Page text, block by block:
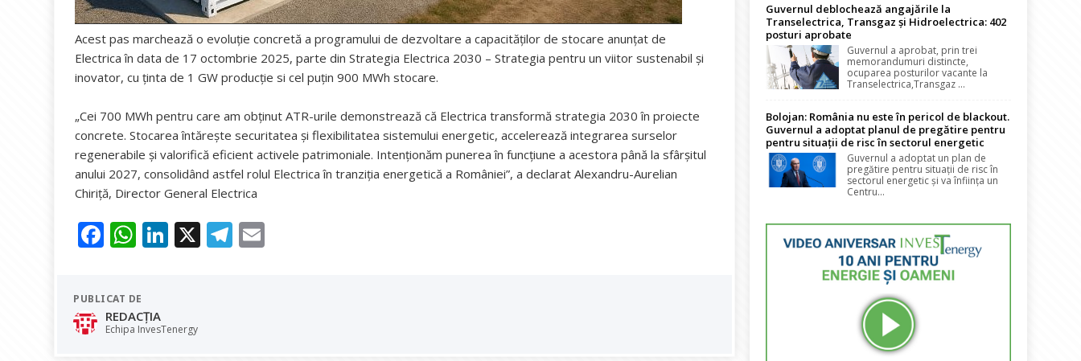
Acest pas marchează o evoluție concretă a programului de dezvoltare a capacităților de stocare anunțat de
Electrica în data de 17 octombrie 2025, parte din Strategia Electrica 2030 – Strategia pentru un viitor sustenabil și
inovator, cu ținta de 1 GW producție si cel puțin 900 MWh stocare.
„Cei 700 MWh pentru care am obținut ATR-urile demonstrează că Electrica transformă strategia 2030 în proiecte
concrete. Stocarea întărește securitatea și flexibilitatea sistemului energetic, accelerează integrarea surselor
regenerabile și valorifică eficient activele patrimoniale. Intenționăm punerea în funcțiune a acestora până la sfârșitul
anului 2027, consolidând astfel rolul Electrica în tranziția energetică a României”, a declarat Alexandru-Aurelian
Chiriță, Director General Electrica
F
e
b
o
W
at
s
A
Li
dI
X T
PUBLICAT DE
REDACȚIA
Echipa InvesTenergy
Guvernul deblochează angajările la
Transelectrica, Transgaz și Hidroelectrica: 402
posturi aprobate
Guvernul a aprobat, prin trei
memorandumuri distincte,
ocuparea posturilor vacante la
Transelectrica,Transgaz ...
Bolojan: România nu este în pericol de blackout.
Guvernul a adoptat planul de pregătire pentru
pentru situații de risc în sectorul energetic
Guvernul a adoptat un plan de
pregătire pentru situații de risc în
sectorul energetic și va înființa un
Centru...